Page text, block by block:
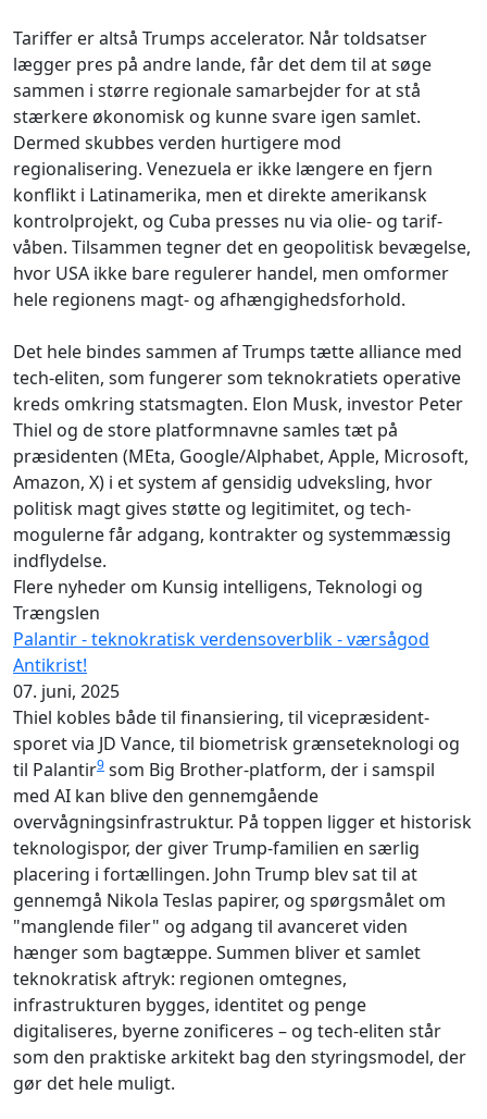
Tariffer er altså Trumps accelerator. Når toldsatser
lægger pres på andre lande, får det dem til at søge
sammen i større regionale samarbejder for at stå
stærkere økonomisk og kunne svare igen samlet.
Dermed skubbes verden hurtigere mod
regionalisering. Venezuela er ikke længere en fjern
konflikt i Latinamerika, men et direkte amerikansk
kontrolprojekt, og Cuba presses nu via olie- og tarif-
våben. Tilsammen tegner det en geopolitisk bevægelse,
hvor USA ikke bare regulerer handel, men omformer
hele regionens magt- og afhængighedsforhold.
Det hele bindes sammen af Trumps tætte alliance med
tech-eliten, som fungerer som teknokratiets operative
kreds omkring statsmagten. Elon Musk, investor Peter
Thiel og de store platformnavne samles tæt på
præsidenten (MEta, Google/Alphabet, Apple, Microsoft,
Amazon, X) i et system af gensidig udveksling, hvor
politisk magt gives støtte og legitimitet, og tech-
mogulerne får adgang, kontrakter og systemmæssig
indflydelse.
Flere nyheder om Kunsig intelligens, Teknologi og
Trængslen
Palantir - teknokratisk verdensoverblik - værsågod
Antikrist!
07. juni, 2025
Thiel kobles både til finansiering, til vicepræsident-
sporet via JD Vance, til biometrisk grænseteknologi og
til Palantir9 som Big Brother-platform, der i samspil
med AI kan blive den gennemgående
overvågningsinfrastruktur. På toppen ligger et historisk
teknologispor, der giver Trump-familien en særlig
placering i fortællingen. John Trump blev sat til at
gennemgå Nikola Teslas papirer, og spørgsmålet om
"manglende filer" og adgang til avanceret viden
hænger som bagtæppe. Summen bliver et samlet
teknokratisk aftryk: regionen omtegnes,
infrastrukturen bygges, identitet og penge
digitaliseres, byerne zonificeres – og tech-eliten står
som den praktiske arkitekt bag den styringsmodel, der
gør det hele muligt.